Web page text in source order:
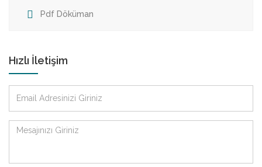
Pdf Döküman
Hızlı İletişim